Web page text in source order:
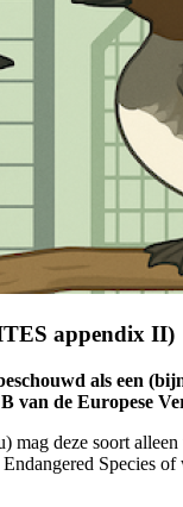
appendix II)
als een
van de Europese
deze soort
Species